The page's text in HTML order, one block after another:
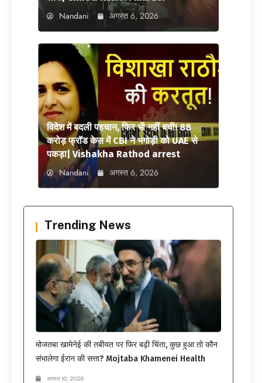
Nandani अगस्त 6, 2026
विदेश में बदली पहचान, फिर भी नहीं बची! 88
करोड़ फ्रॉड केस में CBI ने भगोड़ी को UAE से
पकड़ा| Vishakha Rathod arrest
Nandani अगस्त 6, 2026
Trending News
मोजतबा खामेनेई की तबीयत पर फिर बढ़ी चिंता, कुछ हुआ तो कौन
संभालेगा ईरान की सत्ता? Mojtaba Khamenei Health
अगस्त 10, 2026